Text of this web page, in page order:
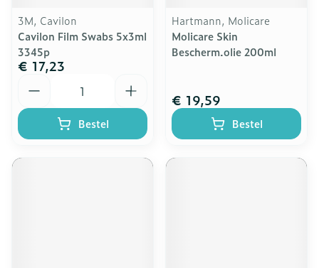
3M, Cavilon
Cavilon Film Swabs 5x3ml
3345p
€ 17,23
Bestel
Hartmann, Molicare
Molicare Skin
Bescherm.olie 200ml
€ 19,59
Bestel